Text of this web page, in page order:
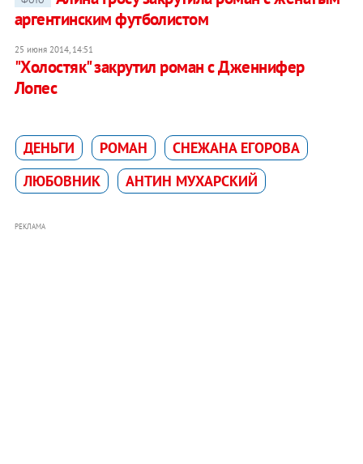
аргентинским футболистом
25 июня 2014, 14:51
"Холостяк" закрутил роман с Дженнифер
Лопес
ДЕНЬГИ РОМАН
СНЕЖАНА ЕГОРОВА
ЛЮБОВНИК
АНТИН МУХАРСКИЙ
РЕКЛАМА